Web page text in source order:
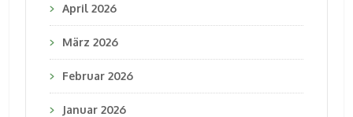
April 2026
März 2026
Februar 2026
Januar 2026